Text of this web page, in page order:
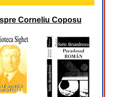
Corneliu Coposu